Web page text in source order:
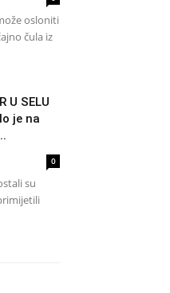
osloniti
čula iz
U SELU
je na
0
su